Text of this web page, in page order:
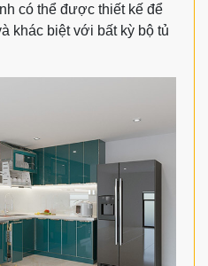
có thể được thiết kế để
khác biệt với bất kỳ bộ tủ